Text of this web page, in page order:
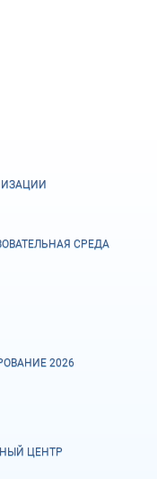
СРЕДА
2026
ЦЕНТР